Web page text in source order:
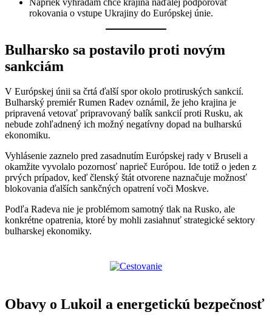
rokovania o vstupe Ukrajiny do Európskej únie.
Bulharsko sa postavilo proti novým
sankciám
V Európskej únii sa črtá ďalší spor okolo protiruských sankcií.
Bulharský premiér Rumen Radev oznámil, že jeho krajina je
pripravená vetovať pripravovaný balík sankcií proti Rusku, ak
nebude zohľadnený ich možný negatívny dopad na bulharskú
ekonomiku.
Vyhlásenie zaznelo pred zasadnutím Európskej rady v Bruseli a
okamžite vyvolalo pozornosť naprieč Európou. Ide totiž o jeden z
prvých prípadov, keď členský štát otvorene naznačuje možnosť
blokovania ďalších sankčných opatrení voči Moskve.
Podľa Radeva nie je problémom samotný tlak na Rusko, ale
konkrétne opatrenia, ktoré by mohli zasiahnuť strategické sektory
bulharskej ekonomiky.
Obavy o Lukoil a energetickú bezpečnosť